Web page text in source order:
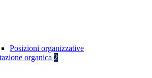
Posizioni organizzative
organica 2